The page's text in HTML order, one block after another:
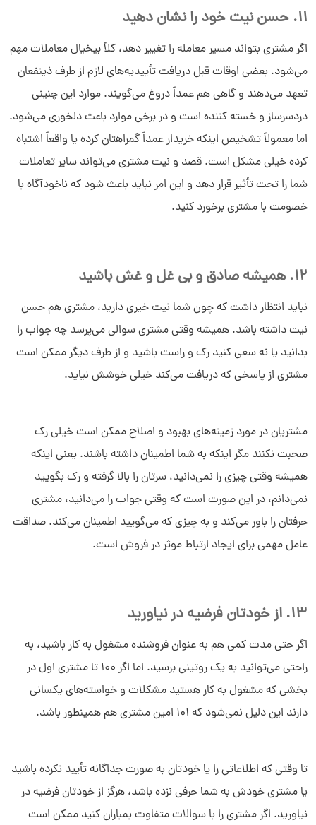
11. حسن نیت خود را نشان دهید
اگر مشتری بتواند مسیر معامله را تغییر دهد، کلاً بیخیال معاملات مهم
می‌شود. بعضی اوقات قبل دریافت تأییدیه‌های لازم از طرف ذینفعان
تعهد می‌دهند و گاهی هم عمداً دروغ می‌گویند. موارد این چنینی
دردسرساز و خسته کننده است و در برخی موارد باعث دلخوری می‌شود.
اما معمولاً تشخیص اینکه خریدار عمداً گمراهتان کرده یا واقعاً اشتباه
کرده خیلی مشکل است. قصد و نیت مشتری می‌تواند سایر تعاملات
شما را تحت تأثیر قرار دهد و این امر نباید باعث شود که ناخودآگاه با
خصومت با مشتری برخورد کنید.
12. همیشه صادق و بی غل و غش باشید
نباید انتظار داشت که چون شما نیت خیری دارید، مشتری هم حسن
نیت داشته باشد. همیشه وقتی مشتری سوالی می‌پرسد چه جواب را
بدانید یا نه سعی کنید رک و راست باشید و از طرف دیگر ممکن است
مشتری از پاسخی که دریافت می‌کند خیلی خوشش نیاید.
مشتریان در مورد زمینه‌های بهبود و اصلاح ممکن است خیلی رک
صحبت نکنند مگر اینکه به شما اطمینان داشته باشند. یعنی اینکه
همیشه وقتی چیزی را نمی‌دانید، سرتان را بالا گرفته و رک بگویید
نمی‌دانم، در این صورت است که وقتی جواب را می‌دانید، مشتری
حرفتان را باور می‌کند و به چیزی که می‌گویید اطمینان می‌کند. صداقت
عامل مهمی برای ایجاد ارتباط موثر در فروش است.
13. از خودتان فرضیه در نیاورید
اگر حتی مدت کمی هم به عنوان فروشنده مشغول به کار باشید، به
راحتی می‌توانید به یک روتینی برسید. اما اگر 100 تا مشتری اول در
بخشی که مشغول به کار هستید مشکلات و خواسته‌های یکسانی
دارند این دلیل نمی‌شود که 101 امین مشتری هم همینطور باشد.
تا وقتی که اطلاعاتی را یا خودتان به صورت جداگانه تأیید نکرده باشید
یا مشتری خودش به شما حرفی نزده باشد، هرگز از خودتان فرضیه در
نیاورید. اگر مشتری را با سوالات متفاوت بمباران کنید ممکن است